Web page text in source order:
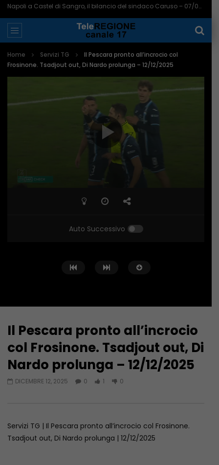
Napoli a Castel di Sangro, il bilancio del sindaco Caruso – 07/08/2026
Home Servizi TG
Il Pescara pronto all’incrocio col
Frosinone. Tsadjout out, Di Nardo prolunga – 12/12/2025
Auto Successivo
01:33
Campobasso domenica in campo
al Menti contro la Juve Stabia –
07/08/2026
01:23
Napoli a Castel di
bilancio del sindaco
Il Pescara pronto all’incrocio
col Frosinone. Tsadjout out, Di
Nardo prolunga – 12/12/2025
DICEMBRE 12, 2025 0 1 0
Servizi TG | Il Pescara pronto all’incrocio col Frosinone.
Tsadjout out, Di Nardo prolunga | 12/12/2025